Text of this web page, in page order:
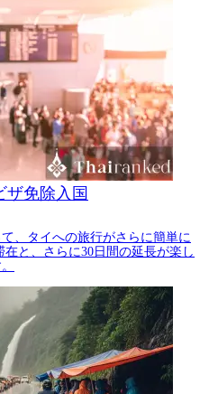
ザ免除入国
、タイへの旅行がさらに簡単に
と、さらに30日間の延長が楽し